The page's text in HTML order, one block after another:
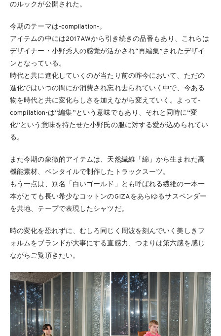
のルックが公開された。
今期のテーマは-compilation-。
アイテムの中には2017AWから引き続きの品番もあり、これらは
デザイナー・小野秀人の感覚が活かされ“再編集”されたデザイ
ンとなっている。
時代と共に進化していくのが当たり前の昨今において、ただの
進化ではいつの間にか消費され忘れ去られていく中で、今ある
物を時代と共に変化らしさを加えながら変えていく。よって-
compilation-は“編集”という意味でもあり、それと同時に“変
化”という意味を持たせた小野氏の服に対する愛が込められてい
る。
また今期の象徴的アイテムは、天然繊維「綿」から生まれた高
機能素材、ベンタイルで制作したトラックスーツ。
もう一点は、別名「白いゴールド」とも呼ばれる繊維の一本一
本がとても長い希少なコットンのGIZAをあらゆるサスペンダー
を共地、テープで表現したシャツだ。
時の変化を恐れずに、むしろ同じく周波を刻んでいく美しきフ
ォルムをブランドが大事にする直感力、つまりは第六感を感じ
ながらご覧頂きたい。